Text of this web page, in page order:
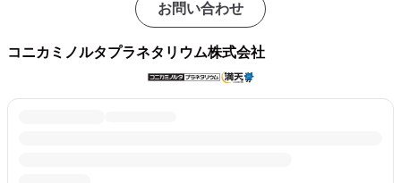
お問い合わせ
コニカミノルタプラネタリウム株式会社